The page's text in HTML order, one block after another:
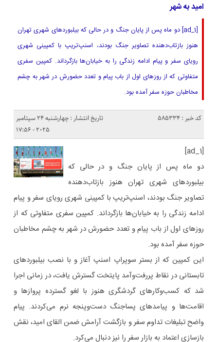
امید به شهر
[ad_1] دو ماه پس از پایان جنگ و در حالی که بیلبوردهای شهری تهران
هنوز بازتاب‌دهنده تصاویر جنگ بودند، اسنپ‌تریپ با کمپینی شهری
رویای سفر و پیام ادامه زندگی را به خیابان‌ها بازگرداند. کمپین سفری‌
متفاوتی که از روزهای اول از باب پیام و تعدد حضورش در شهر به چشم
مخاطبان حوزه سفر آمده بود.
کد خبر : 585334
تاریخ انتشار : چهارشنبه 24 سپتامبر
2025 - 17:56
[ad_1]
دو ماه پس از پایان جنگ و در حالی که
بیلبوردهای شهری تهران هنوز بازتاب‌دهنده
تصاویر جنگ بودند، اسنپ‌تریپ با کمپینی شهری رویای سفر و پیام
ادامه زندگی را به خیابان‌ها بازگرداند. کمپین سفری‌ متفاوتی که از
روزهای اول از باب پیام و تعدد حضورش در شهر به چشم مخاطبان
حوزه سفر آمده بود.
این کمپین که از بستر سوپراپ اسنپ آغاز و با نصب بیلبوردهای
تابستانی در نقاط پررفت‌وآمد پایتخت گسترش یافت، در زمانی اجرا
شد که کسب‌وکارهای گردشگری هنوز با لغو گسترده پروازها و
اقامت‌ها و پیامدهای پساجنگ دست‌وپنجه نرم می‌کردند. پیام
واضح تبلیغات تداوم سفر و بازگشت آرامش ضمن القای امید، نقش
بازسازی اعتماد به بازار سفر را نیز دنبال می‌کرد.